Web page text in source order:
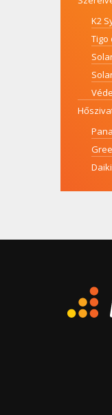
K2
Tigo
Gree